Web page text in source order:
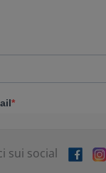
sui social